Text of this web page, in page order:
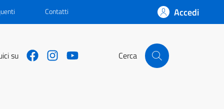
Contatti Accedi
su https://www.facebook.com/PcmGiovaniServiziocivile
https://www.instagram.com/
https://www.youtube.com/
Cerca